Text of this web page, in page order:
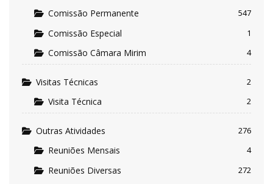
Comissão Permanente 547
Comissão Especial 1
Comissão Câmara Mirim 4
Visitas Técnicas 2
Visita Técnica 2
Outras Atividades 276
Reuniões Mensais 4
Reuniões Diversas 272